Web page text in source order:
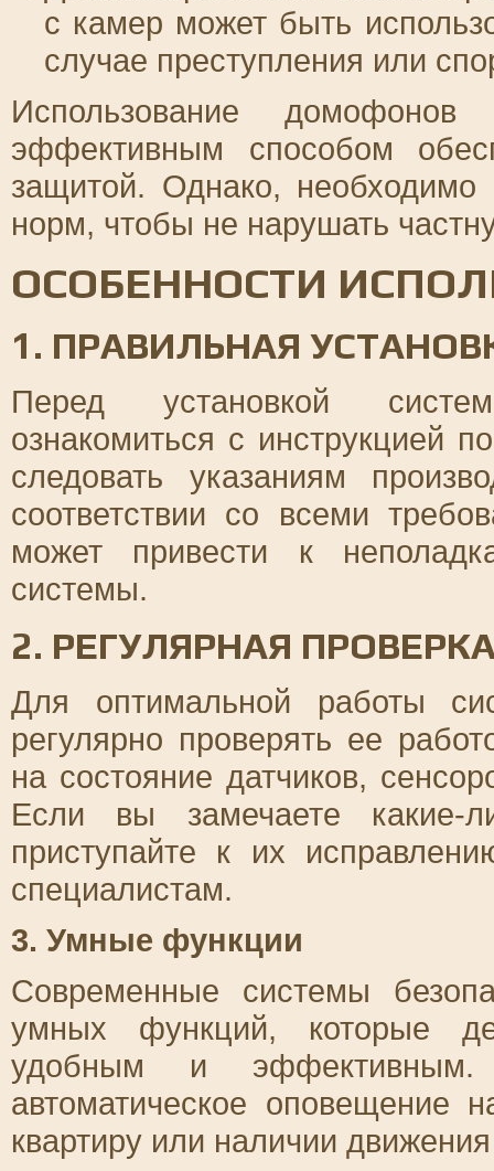
с камер может быть
случае преступления или
Использование
эффективным способом
защитой. Однако,
норм, чтобы не нарушать
ОСОБЕННОСТИ
1. ПРАВИЛЬНАЯ
Перед установкой
ознакомиться с инструкцией
следовать указаниям
соответствии со всеми
может привести к
системы.
2. РЕГУЛЯРНАЯ
Для оптимальной работы
регулярно проверять ее
на состояние датчиков,
Если вы замечаете какие-
приступайте к их
специалистам.
3. Умные функции
Современные системы
умных функций, которые
удобным и эффективным.
автоматическое
квартиру или наличии